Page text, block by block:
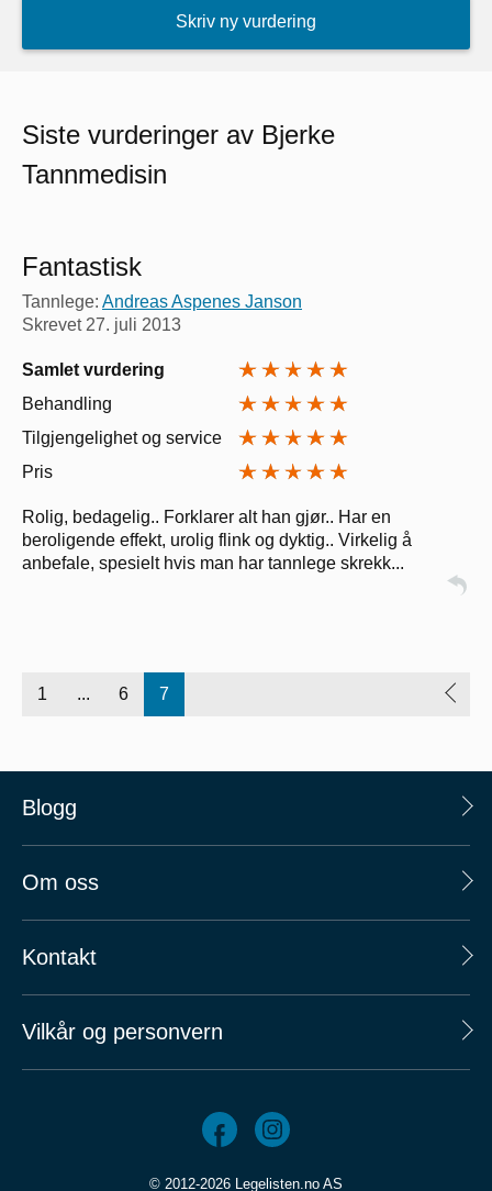
Skriv ny vurdering
Siste vurderinger av Bjerke
Tannmedisin
Fantastisk
Tannlege: Andreas Aspenes Janson
Skrevet 27. juli 2013
Samlet vurdering
Behandling
Tilgjengelighet og service
Pris
Rolig, bedagelig.. Forklarer alt han gjør.. Har en
beroligende effekt, urolig flink og dyktig.. Virkelig å
anbefale, spesielt hvis man har tannlege skrekk...
1 ... 6 7
Blogg
Om oss
Kontakt
Vilkår og personvern
© 2012-2026 Legelisten.no AS